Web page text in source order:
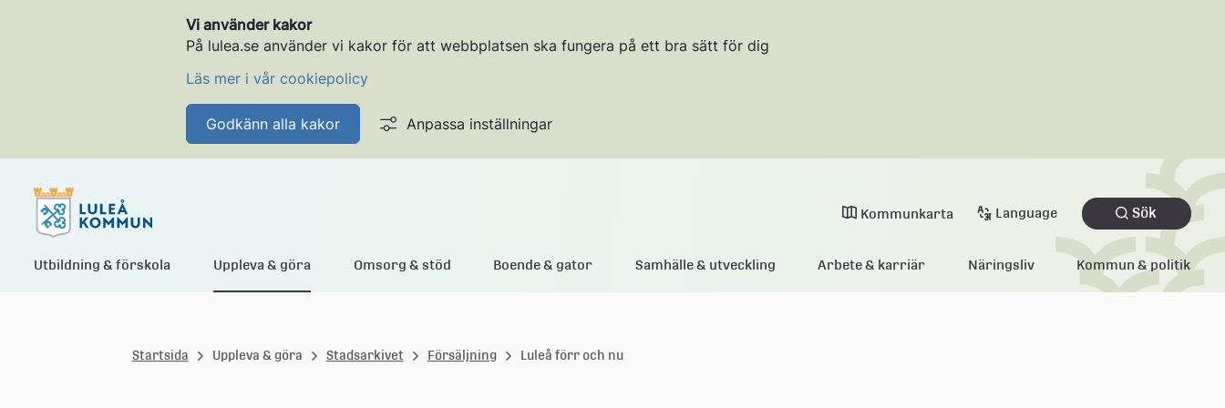
Vi använder kakor
På lulea.se använder vi kakor för att webbplatsen ska fungera på ett bra sätt för dig
Läs mer i vår cookiepolicy
Godkänn alla kakor Anpassa inställningar
L
Kommunkarta Language Sök
Utbildning & förskola Uppleva & göra Omsorg & stöd Boende & gator Samhälle & utveckling Arbete & karriär Näringsliv Kommun & politik
Startsida Uppleva & göra Stadsarkivet Försäljning Luleå förr och nu